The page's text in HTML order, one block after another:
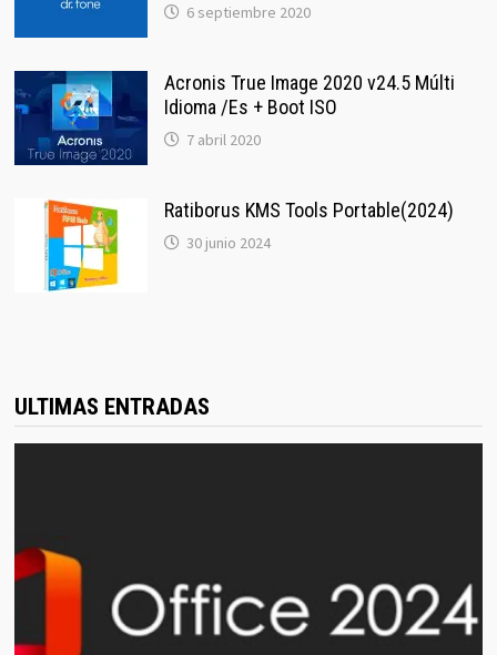
6 septiembre 2020
Acronis True Image 2020 v24.5 Múlti
Idioma /Es + Boot ISO
7 abril 2020
Ratiborus KMS Tools Portable(2024)
30 junio 2024
ULTIMAS ENTRADAS